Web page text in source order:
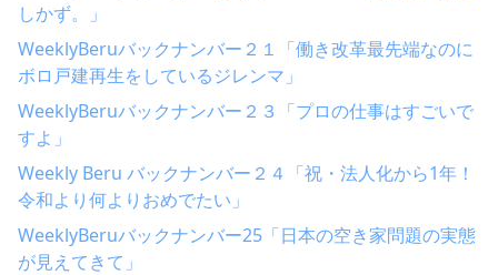
しかず。」
WeeklyBeruバックナンバー２１「働き改革最先端なのに
ボロ戸建再生をしているジレンマ」
WeeklyBeruバックナンバー２３「プロの仕事はすごいで
すよ」
Weekly Beru バックナンバー２４「祝・法人化から1年！
令和より何よりおめでたい」
WeeklyBeruバックナンバー25「日本の空き家問題の実態
が見えてきて」